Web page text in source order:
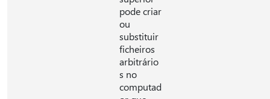
pode criar
ou
substituir
ficheiros
arbitrário
s no
computad